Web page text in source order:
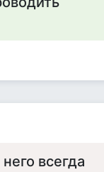
всегда